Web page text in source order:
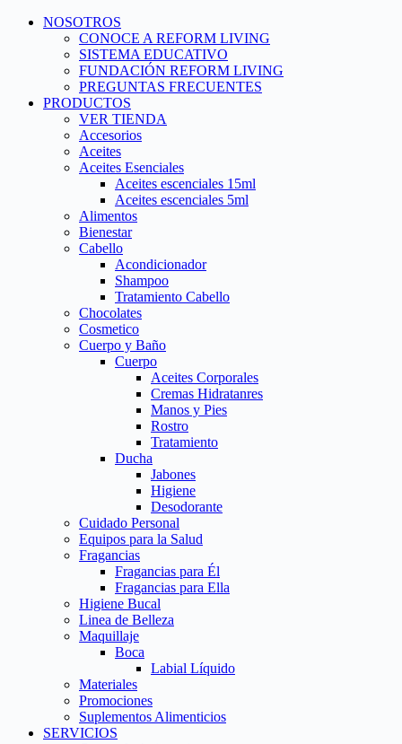
NOSOTROS
CONOCE A REFORM LIVING
SISTEMA EDUCATIVO
FUNDACIÓN REFORM LIVING
PREGUNTAS FRECUENTES
PRODUCTOS
VER TIENDA
Accesorios
Aceites
Aceites Esenciales
Aceites escenciales 15ml
Aceites escenciales 5ml
Alimentos
Bienestar
Cabello
Acondicionador
Shampoo
Tratamiento Cabello
Chocolates
Cosmetico
Cuerpo y Baño
Cuerpo
Aceites Corporales
Cremas Hidratanres
Manos y Pies
Rostro
Tratamiento
Ducha
Jabones
Higiene
Desodorante
Cuidado Personal
Equipos para la Salud
Fragancias
Fragancias para Él
Fragancias para Ella
Higiene Bucal
Linea de Belleza
Maquillaje
Boca
Labial Líquido
Materiales
Promociones
Suplementos Alimenticios
SERVICIOS